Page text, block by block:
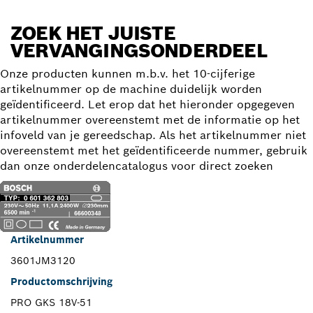
ZOEK HET JUISTE
VERVANGINGSONDERDEEL
Onze producten kunnen m.b.v. het 10-cijferige
artikelnummer op de machine duidelijk worden
geïdentificeerd. Let erop dat het hieronder opgegeven
artikelnummer overeenstemt met de informatie op het
infoveld van je gereedschap. Als het artikelnummer niet
overeenstemt met het geïdentificeerde nummer, gebruik
dan onze onderdelencatalogus voor direct zoeken
Artikelnummer
3601JM3120
Productomschrijving
PRO GKS 18V-51